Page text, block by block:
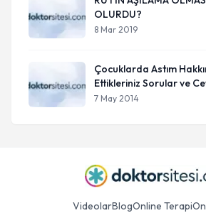
OLURDU?
8 Mar 2019
Çocuklarda Astım
Ettikleriniz Sorular ve
7 May 2014
VideolarBlogOnline Terapi